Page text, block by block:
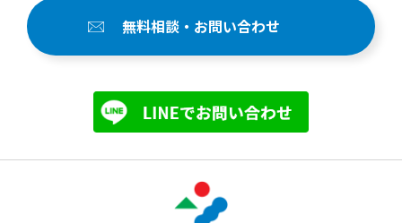
無料相談・お問い合わせ